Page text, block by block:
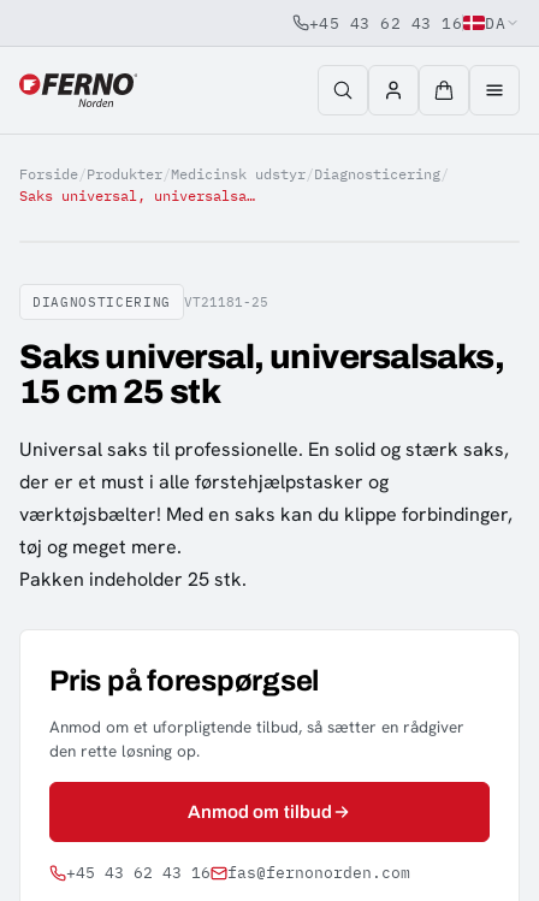
Jump to content
+45 43 62 43 16 DA
Forside/Produkter/Medicinsk udstyr/Diagnosticering/
Saks universal, universalsaks, 15 cm 25 stk
DIAGNOSTICERING VT21181-25
Saks universal, universalsaks,
15 cm 25 stk
Universal saks til professionelle. En solid og stærk saks,
der er et must i alle førstehjælpstasker og
værktøjsbælter! Med en saks kan du klippe forbindinger,
tøj og meget mere.
Pakken indeholder 25 stk.
Pris på forespørgsel
Anmod om et uforpligtende tilbud, så sætter en rådgiver
den rette løsning op.
Anmod om tilbud
+45 43 62 43 16 fas@fernonorden.com